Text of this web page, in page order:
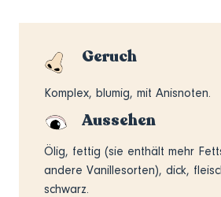
Geruch
Komplex, blumig, mit Anisnoten.
Aussehen
Ölig, fettig (sie enthält mehr
andere Vanillesorten), dick,
schwarz.